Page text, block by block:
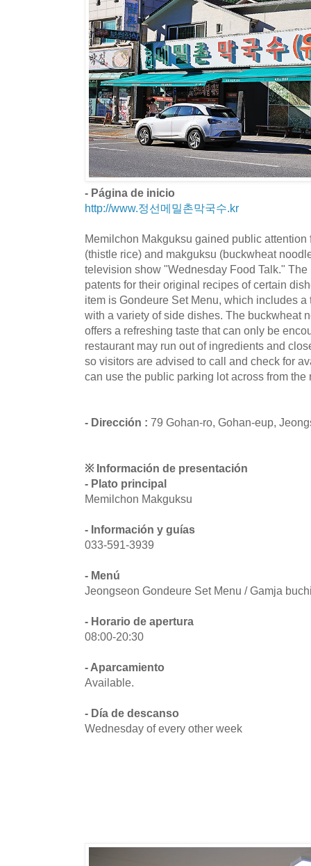
- Página de inicio
http://www.정선메밀촌막국수.kr
Memilchon Makguksu gained public
(thistle rice) and makguksu (buckwheat
television show "Wednesday Food Talk."
patents for their original recipes of certain
item is Gondeure Set Menu, which includes
with a variety of side dishes. The buckwheat
offers a refreshing taste that can only be
restaurant may run out of ingredients and
so visitors are advised to call and check for
can use the public parking lot across from the
- Dirección : 79 Gohan-ro, Gohan-eup,
※ Información de presentación
- Plato principal
Memilchon Makguksu
- Información y guías
033-591-3939
- Menú
Jeongseon Gondeure Set Menu / Gamja
- Horario de apertura
08:00-20:30
- Aparcamiento
Available.
- Día de descanso
Wednesday of every other week